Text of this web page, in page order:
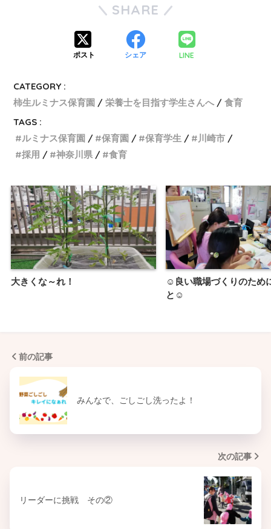
SHARE
ポスト シェア LINE
CATEGORY :
柿生ルミナス保育園
栄養士を目指す学生さんへ
食育
TAGS :
ルミナス保育園
保育園 保育学生
川崎市
採用
神奈川県 食育
大きくな～れ！
☺良い職場づくりのため
と☺
前の記事
みんなで、ごしごし洗ったよ！
次の記事
リーダーに挑戦 その②